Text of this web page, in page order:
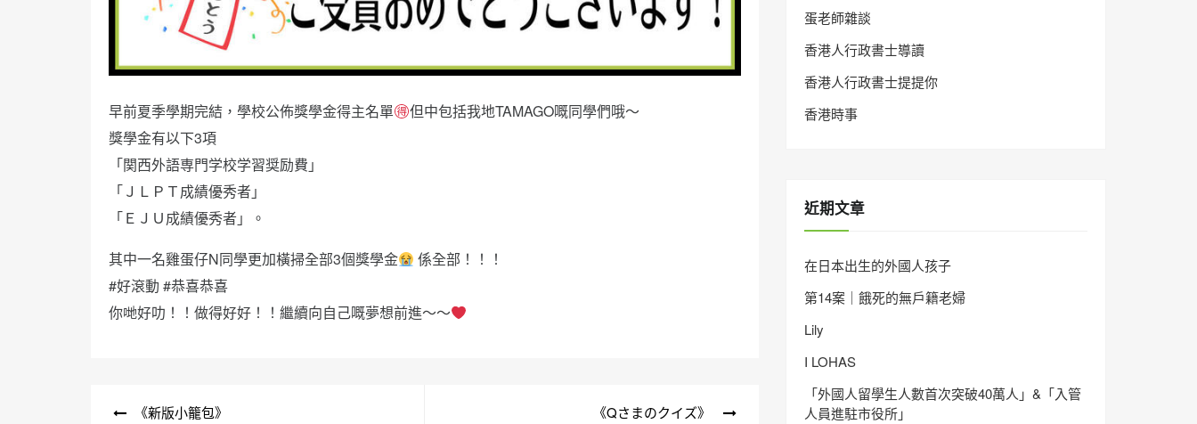
早前夏季學期完結，學校公佈獎學金得主名單
但中包括我地TAMAGO嘅同學們哦～
獎學金有以下3項
「関西外語専門学校学習奨励費」
「ＪＬＰＴ成績優秀者」
「ＥＪＵ成績優秀者」。
其中一名雞蛋仔N同學更加橫掃全部3個獎學金
係全部！！！
#好滾動 #恭喜恭喜
你哋好叻！！做得好好！！繼續向自己嘅夢想前進～～
《新版小籠包》 《Qさまのクイズ》
蛋老師雜談
香港人行政書士導讀
香港人行政書士提提你
香港時事
近期文章
在日本出生的外國人孩子
第14案｜餓死的無戶籍老婦
Lily
I LOHAS
「外國人留學生人數首次突破40萬人」&「入管
人員進駐市役所」